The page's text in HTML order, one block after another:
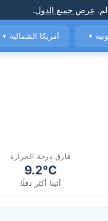
. عرض جميع الدول.
▼ أمريكا الشمالية ▼
فارق درجة الحرارة
9.2°C
أثينا أكثر دفئًا